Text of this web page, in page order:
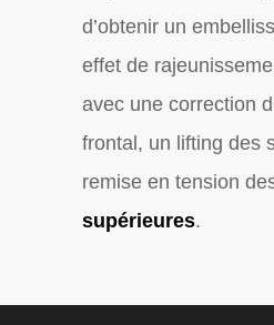
d’obtenir un
effet de
avec une correction
frontal, un lifting des
remise en tension
supérieures.